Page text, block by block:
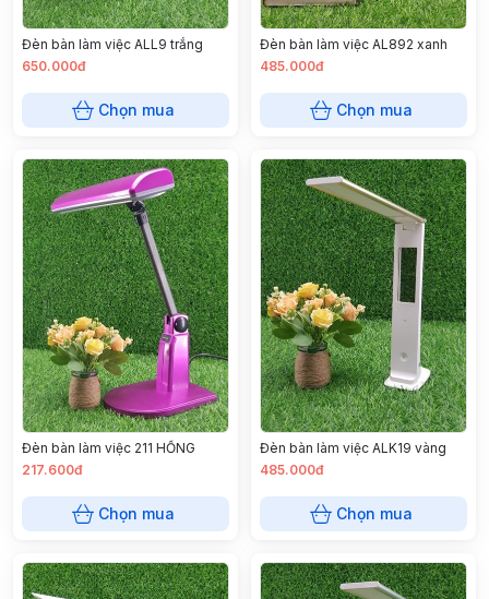
Đèn bàn làm việc ALL9 trắng
650.000đ
Chọn mua
Đèn bàn làm việc AL892 xanh
485.000đ
Chọn mua
Đèn bàn làm việc 211 HỒNG
217.600đ
Chọn mua
Đèn bàn làm việc ALK19 vàng
485.000đ
Chọn mua